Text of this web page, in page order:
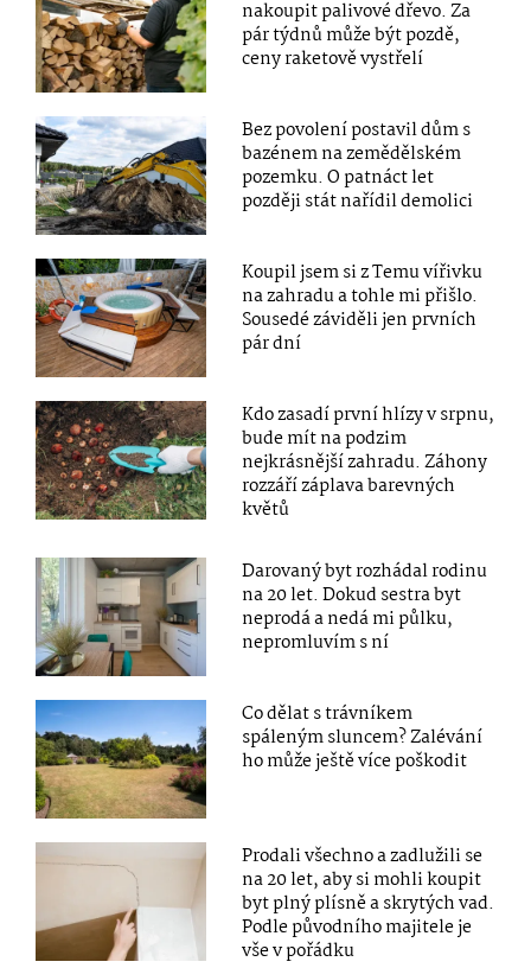
nakoupit palivové dřevo. Za
pár týdnů může být pozdě,
ceny raketově vystřelí
Bez povolení postavil dům s
bazénem na zemědělském
pozemku. O patnáct let
později stát nařídil demolici
Koupil jsem si z Temu vířivku
na zahradu a tohle mi přišlo.
Sousedé záviděli jen prvních
pár dní
Kdo zasadí první hlízy v srpnu,
bude mít na podzim
nejkrásnější zahradu. Záhony
rozzáří záplava barevných
květů
Darovaný byt rozhádal rodinu
na 20 let. Dokud sestra byt
neprodá a nedá mi půlku,
nepromluvím s ní
Co dělat s trávníkem
spáleným sluncem? Zalévání
ho může ještě více poškodit
Prodali všechno a zadlužili se
na 20 let, aby si mohli koupit
byt plný plísně a skrytých vad.
Podle původního majitele je
vše v pořádku